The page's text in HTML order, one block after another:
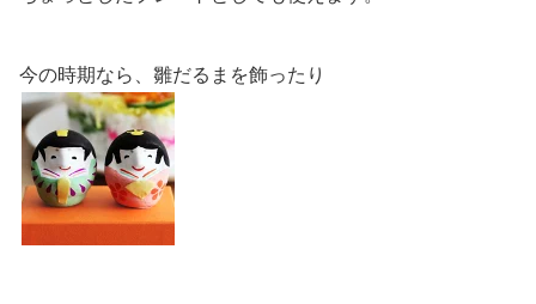
今の時期なら、雛だるまを飾ったり